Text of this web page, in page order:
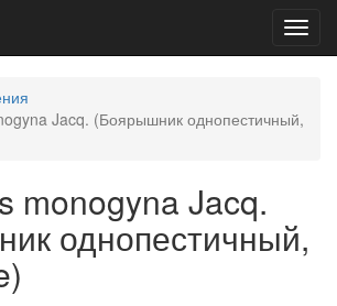
Jacq. (Боярышник однопестичный,
monogyna Jacq.
однопестичный,